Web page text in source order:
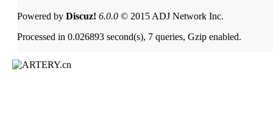
Powered by Discuz! 6.0.0 © 2015 ADJ Network Inc.
Processed in 0.026893 second(s), 7 queries, Gzip enabled.